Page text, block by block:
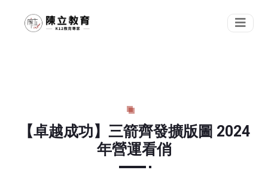
【卓越成功】三箭齊發擴版圖 2024
年營運看俏